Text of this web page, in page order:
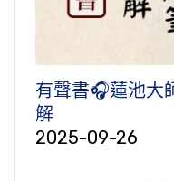
有聲書🎧蓮池大
解
2025-09-26